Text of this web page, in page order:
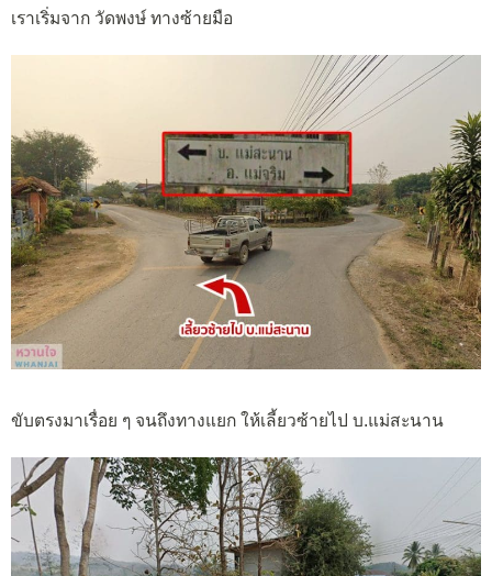
เราเริ่มจาก วัดพงษ์ ทางซ้ายมือ
ขับตรงมาเรื่อย ๆ จนถึงทางแยก ให้เลี้ยวซ้ายไป บ.แม่สะนาน